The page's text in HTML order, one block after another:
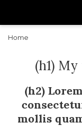
Home
(h1)
(h2)
mollis